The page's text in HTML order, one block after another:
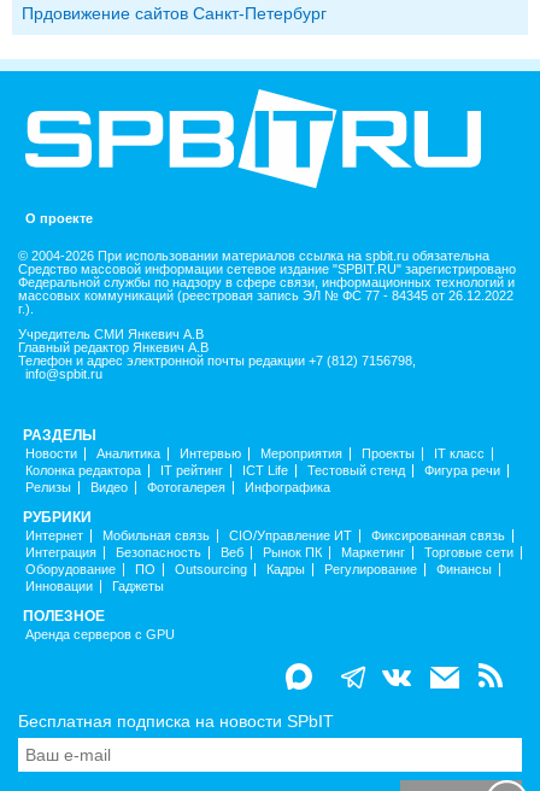
Прдовижение сайтов Санкт-Петербург
О проекте
© 2004-2026 При использовании материалов ссылка на spbit.ru обязательна
Средство массовой информации сетевое издание "SPBIT.RU" зарегистрировано
Федеральной службы по надзору в сфере связи, информационных технологий и
массовых коммуникаций (реестровая запись ЭЛ № ФС 77 - 84345 от 26.12.2022
г.).
Учредитель СМИ Янкевич А.В
Главный редактор Янкевич А.В
Телефон и адрес электронной почты редакции +7 (812) 7156798,
info@spbit.ru
РАЗДЕЛЫ
Новости Аналитика Интервью Мероприятия Проекты
IT класс
Колонка редактора
IT рейтинг ICT Life Тестовый стенд
Фигура речи
Релизы
Видео Фотогалерея Инфографика
РУБРИКИ
Интернет Мобильная связь CIO/Управление ИТ
Фиксированная связь
Интеграция
Безопасность Веб Рынок ПК Маркетинг
Торговые сети
Оборудование
ПО Outsourcing Кадры Регулирование
Финансы
Инновации
Гаджеты
ПОЛЕЗНОЕ
Аренда серверов с GPU
Бесплатная подписка на новости SPbIT